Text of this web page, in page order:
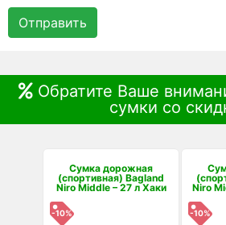
Отправить
Обратите Ваше
сумки со
Сумка дорожная
(спортивная) Bagland
Niro Middle – 27 л Хаки
-10%
Niro
-10%